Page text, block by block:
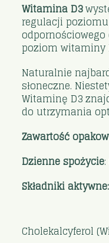
Witamina D3
regulacji
poziom witaminy
Naturalnie
słoneczne.
Witaminę D3
do utrzymania
Zawartość
Dzienne spożycie
Składniki aktywne:
Cholekalcyferol